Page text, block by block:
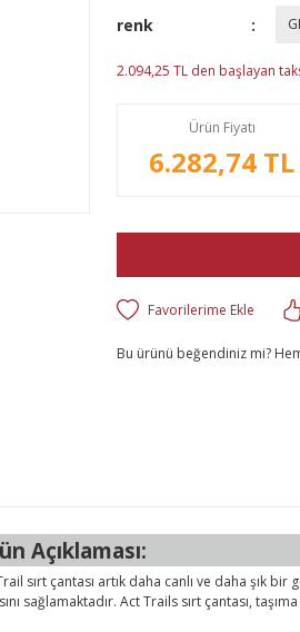
renk
2.094,25 TL den başlayan
Ürün Fiyatı
6.282,74 TL
Bu ürünü beğendiniz mi?
Açıklaması:
sırt çantası artık daha canlı ve daha şık
sağlamaktadır. Act Trails sırt çantası,